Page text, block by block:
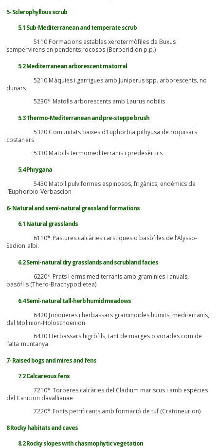
5- Sclerophyllous scrub
5.1 Sub-Mediterranean and temperate scrub
5110 Formacions estables xerotermòfiles de Buxus
sempervirens en pendents rocosos (Berberidion p.p.)
5.2 Mediterranean arborescent matorral
5210 Màquies i garrigues amb Juniperus spp. arborescents, no
dunars
5230* Matolls arborescents amb Laurus nobilis
5.3 Thermo-Mediterranean and pre-steppe brush
5320 Comunitats baixes d’Euphorbia pithyusa de roquisars
costaners
5330 Matolls termomediterranis i predesèrtics
5.4 Phrygana
5430 Matoll pulviformes espinosos, frigànics, endèmics de
l’Euphorbio-Verbascion
6- Natural and semi-natural grassland formations
6.1 Natural grasslands
6110* Pastures calcàries carstiques o basòfiles de l’Alysso-
Sedion albi.
6.2 Semi-natural dry grasslands and scrubland facies
6220* Prats i erms mediterranis amb gramínies i anuals,
basòfils (Thero-Brachypodietea)
6.4 Semi-natural tall-herb humid meadows
6420 Jonqueres i herbassars graminoides humits, mediterranis,
del Molinion-Holoschoenion
6430 Herbassars higròfils, tant de marges o vorades com de
l’alta muntanya
7- Raised bogs and mires and fens
7.2 Calcareous fens
7210* Torberes calcàries del Cladium mariscus i amb espècies
del Caricion davallianae
7220* Fonts petrificants amb formació de tuf (Cratoneurion)
8 Rocky habitats and caves
8.2 Rocky slopes with chasmophytic vegetation